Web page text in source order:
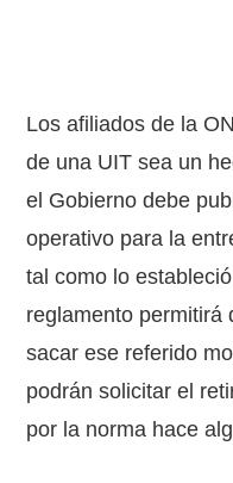
Los afiliados de la
de una UIT sea un
el Gobierno debe
operativo para la
tal como lo
reglamento permitirá
sacar ese referido
podrán solicitar el
por la norma hace